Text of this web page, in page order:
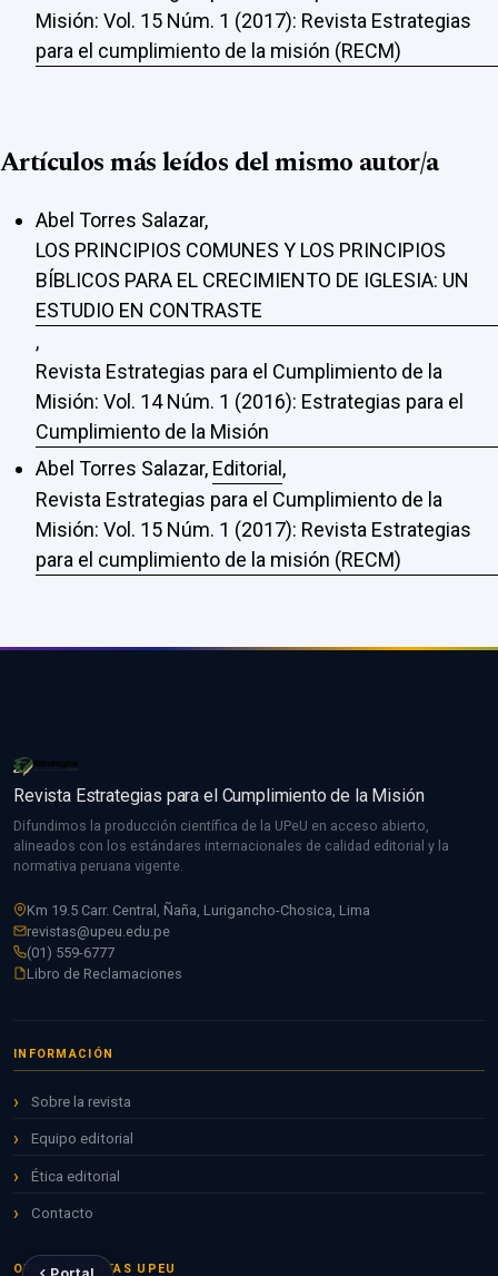
Misión: Vol. 15 Núm. 1 (2017): Revista Estrategias
para el cumplimiento de la misión (RECM)
Artículos más leídos del mismo autor/a
Abel Torres Salazar,
LOS PRINCIPIOS COMUNES Y LOS PRINCIPIOS
BÍBLICOS PARA EL CRECIMIENTO DE IGLESIA: UN
ESTUDIO EN CONTRASTE
,
Revista Estrategias para el Cumplimiento de la
Misión: Vol. 14 Núm. 1 (2016): Estrategias para el
Cumplimiento de la Misión
Abel Torres Salazar, Editorial,
Revista Estrategias para el Cumplimiento de la
Misión: Vol. 15 Núm. 1 (2017): Revista Estrategias
para el cumplimiento de la misión (RECM)
Revista Estrategias para el Cumplimiento de la Misión
Difundimos la producción científica de la UPeU en acceso abierto,
alineados con los estándares internacionales de calidad editorial y la
normativa peruana vigente.
Km 19.5 Carr. Central, Ñaña, Lurigancho-Chosica, Lima
revistas@upeu.edu.pe
(01) 559-6777
Libro de Reclamaciones
INFORMACIÓN
Sobre la revista
Equipo editorial
Ética editorial
Contacto
OTRAS REVISTAS UPEU